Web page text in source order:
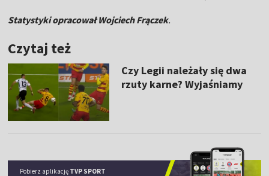
Statystyki opracował Wojciech Frączek.
Czytaj też
Czy Legii należały się dwa
rzuty karne? Wyjaśniamy
Pobierz aplikację TVP SPORT